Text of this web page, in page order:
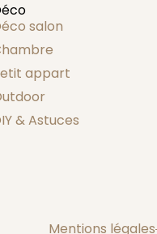
salon
appart
& Astuces
Mentions légales